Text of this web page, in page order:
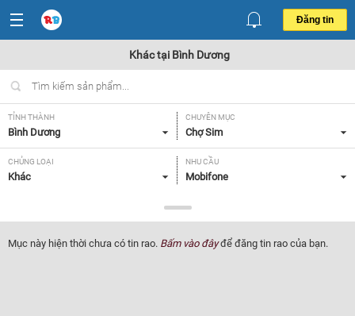
Đăng tin
Khác tại Bình Dương
TỈNH THÀNH
Bình Dương
CHUYÊN MỤC
Chợ Sim
CHỦNG LOẠI
Khác
NHU CẦU
Mobifone
Tất cả
Mục này hiện thời chưa có tin rao. Bấm vào đâyđể đăng tin rao của bạn.